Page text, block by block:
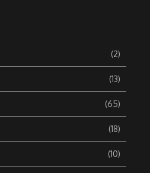
(2)
(13)
(65)
(18)
(10)